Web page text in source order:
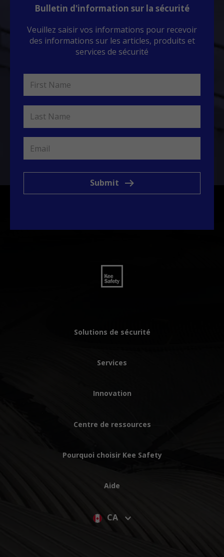
Bulletin d'information sur la sécurité
Veuillez saisir vos informations pour recevoir
des informations sur les articles, produits et
services de sécurité
Submit
Solutions de sécurité
Services
Innovation
Centre de ressources
Pourquoi choisir Kee Safety
Aide
CA